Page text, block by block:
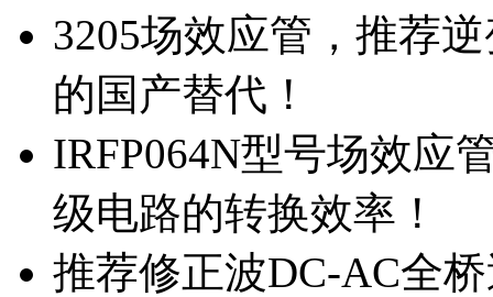
3205场效应管，推荐
的国产替代！
IRFP064N型号场效应
级电路的转换效率！
推荐修正波DC-AC全